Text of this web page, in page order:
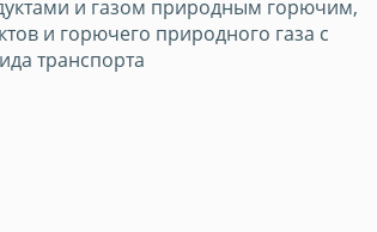
и газом природным горючим,
и горючего природного газа с
транспорта